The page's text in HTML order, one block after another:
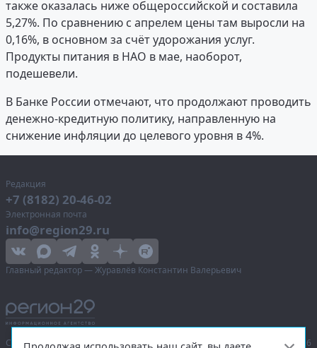
также оказалась ниже общероссийской и составила
5,27%. По сравнению с апрелем цены там выросли на
0,16%, в основном за счёт удорожания услуг.
Продукты питания в НАО в мае, наоборот,
подешевели.
В Банке России отмечают, что продолжают проводить
денежно-кредитную политику, направленную на
снижение инфляции до целевого уровня в 4%.
Редакция
+7 (8182) 20-46-02
Электронная почта
info@region29.ru
Главный редактор — Журавлёв Константин Валерьевич
Сетевое издание «Информационное агентство Регион 29»,
© 2016–2026